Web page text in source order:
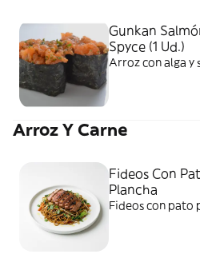
Gunkan
Spyce (1 Ud.)
Arroz con alga y
Arroz Y Carne
Fideos Con
Plancha
Fideos con pato